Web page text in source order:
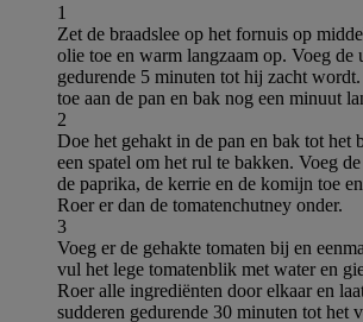
1
Zet de braadslee op het fornuis op
olie toe en warm langzaam op. Voeg de
gedurende 5 minuten tot hij zacht
toe aan de pan en bak nog een minuut
2
Doe het gehakt in de pan en bak tot het
een spatel om het rul te bakken. Voeg
de paprika, de kerrie en de komijn toe
Roer er dan de tomatenchutney onder.
3
Voeg er de gehakte tomaten bij en
vul het lege tomatenblik met water en
Roer alle ingrediënten door elkaar en
sudderen gedurende 30 minuten tot het